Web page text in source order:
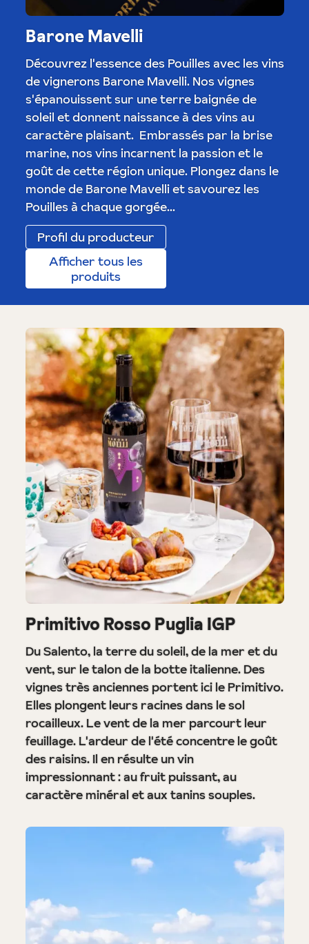
Barone Mavelli
Découvrez l'essence des Pouilles avec les vins
de vignerons Barone Mavelli. Nos vignes
s'épanouissent sur une terre baignée de
soleil et donnent naissance à des vins au
caractère plaisant. Embrassés par la brise
marine, nos vins incarnent la passion et le
goût de cette région unique. Plongez dans le
monde de Barone Mavelli et savourez les
Pouilles à chaque gorgée...
Profil du producteur
Afficher tous les
produits
Primitivo Rosso Puglia IGP
Du Salento, la terre du soleil, de la mer et du
vent, sur le talon de la botte italienne. Des
vignes très anciennes portent ici le Primitivo.
Elles plongent leurs racines dans le sol
rocailleux. Le vent de la mer parcourt leur
feuillage. L'ardeur de l'été concentre le goût
des raisins. Il en résulte un vin
impressionnant : au fruit puissant, au
caractère minéral et aux tanins souples.